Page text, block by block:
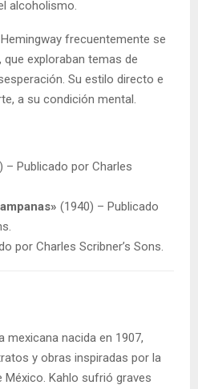
alcoholismo.
frecuentemente se
exploraban temas de
Su estilo directo e
a su condición mental.
– Publicado por Charles
(1940) – Publicado
por Charles Scribner’s Sons.
mexicana nacida en 1907,
y obras inspiradas por la
Kahlo sufrió graves